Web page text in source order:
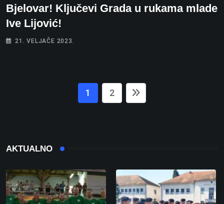
Bjelovar! Ključevi Grada u rukama mlade
Ive Lijović!
21. VELJAČE 2023.
1 2
AKTUALNO